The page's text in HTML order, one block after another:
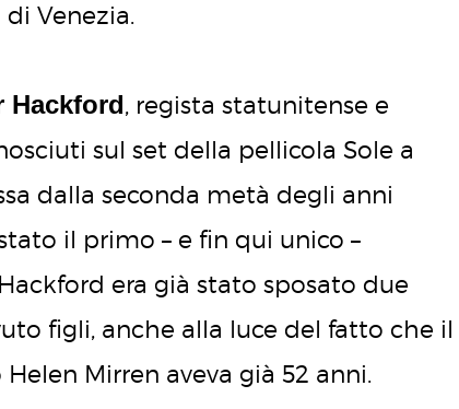
Venezia.
Hackford, regista statunitense e
sul set della pellicola Sole a
dalla seconda metà degli anni
il primo – e fin qui unico –
era già stato sposato due
figli, anche alla luce del fatto che il
Mirren aveva già 52 anni.